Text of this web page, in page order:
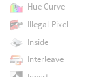
Hue Curve
Illegal Pixel
Inside
Interleave